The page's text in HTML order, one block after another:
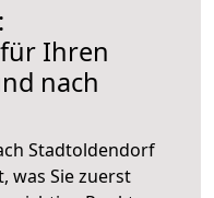
Ihren
nach
Stadtoldendorf
was Sie zuerst